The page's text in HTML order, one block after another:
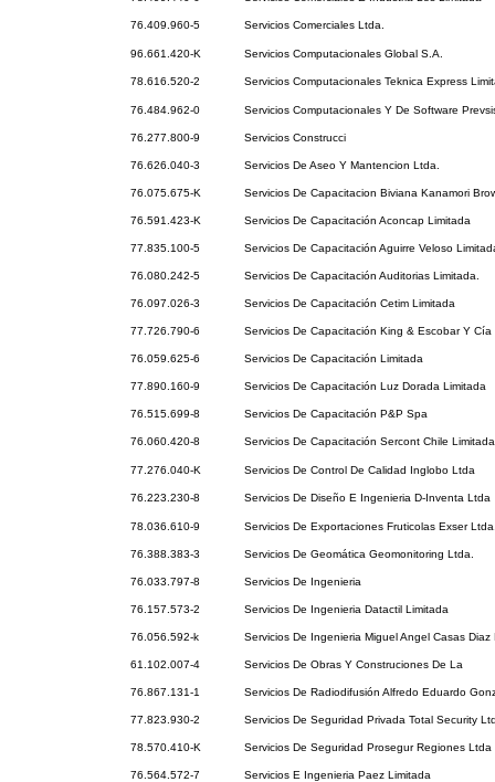
76.409.960-5 Servicios Comerciales Ltda.
96.661.420-K Servicios Computacionales Global S.A.
78.616.520-2 Servicios Computacionales Teknica Express
76.484.962-0 Servicios Computacionales Y De Software
76.277.800-9 Servicios Construcci
76.626.040-3 Servicios De Aseo Y Mantencion Ltda.
76.075.675-K Servicios De Capacitacion Biviana Kanamori
76.591.423-K Servicios De Capacitación Aconcap Limitada
77.835.100-5 Servicios De Capacitación Aguirre Veloso
76.080.242-5 Servicios De Capacitación Auditorias Limitada.
76.097.026-3 Servicios De Capacitación Cetim Limitada
77.726.790-6 Servicios De Capacitación King & Escobar Y Cía
76.059.625-6 Servicios De Capacitación Limitada
77.890.160-9 Servicios De Capacitación Luz Dorada Limitada
76.515.699-8 Servicios De Capacitación P&P Spa
76.060.420-8 Servicios De Capacitación Sercont Chile Limitada
77.276.040-K Servicios De Control De Calidad Inglobo Ltda
76.223.230-8 Servicios De Diseño E Ingenieria D-Inventa Ltda
78.036.610-9 Servicios De Exportaciones Fruticolas Exser
76.388.383-3 Servicios De Geomática Geomonitoring Ltda.
76.033.797-8 Servicios De Ingenieria
76.157.573-2 Servicios De Ingenieria Datactil Limitada
76.056.592-k Servicios De Ingenieria Miguel Angel Casas Diaz
61.102.007-4 Servicios De Obras Y Construciones De La
76.867.131-1 Servicios De Radiodifusión Alfredo Eduardo
77.823.930-2 Servicios De Seguridad Privada Total Security
78.570.410-K Servicios De Seguridad Prosegur Regiones Ltda
76.564.572-7 Servicios E Ingenieria Paez Limitada